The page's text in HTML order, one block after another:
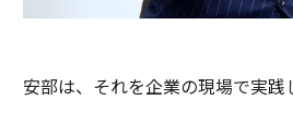
安部は、それを企業の現場で実践